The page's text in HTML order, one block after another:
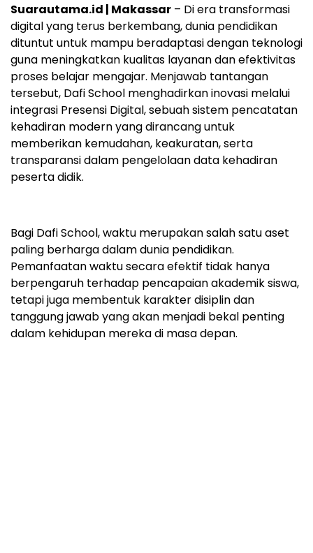
Suarautama.id | Makassar – Di era transformasi
digital yang terus berkembang, dunia pendidikan
dituntut untuk mampu beradaptasi dengan teknologi
guna meningkatkan kualitas layanan dan efektivitas
proses belajar mengajar. Menjawab tantangan
tersebut, Dafi School menghadirkan inovasi melalui
integrasi Presensi Digital, sebuah sistem pencatatan
kehadiran modern yang dirancang untuk
memberikan kemudahan, keakuratan, serta
transparansi dalam pengelolaan data kehadiran
peserta didik.
Bagi Dafi School, waktu merupakan salah satu aset
paling berharga dalam dunia pendidikan.
Pemanfaatan waktu secara efektif tidak hanya
berpengaruh terhadap pencapaian akademik siswa,
tetapi juga membentuk karakter disiplin dan
tanggung jawab yang akan menjadi bekal penting
dalam kehidupan mereka di masa depan.